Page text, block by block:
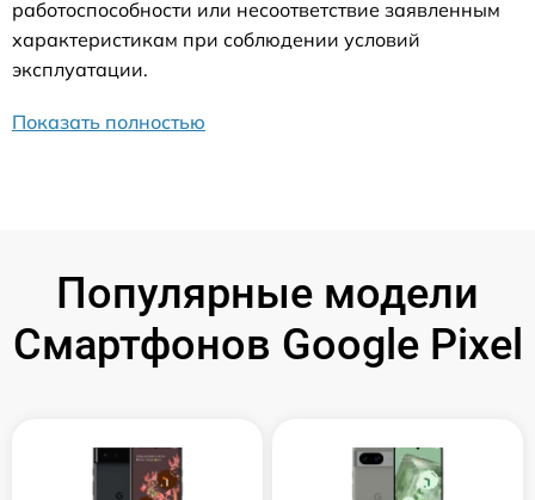
работоспособности или несоответствие заявленным
характеристикам при соблюдении условий
эксплуатации.
Показать полностью
Популярные модели
Смартфонов Google Pixel